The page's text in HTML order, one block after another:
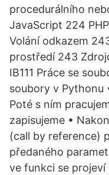
procedurálního
JavaScript 224
Volání odkazem
prostředí 243
IB111 Práce se
soubory v Pythonu
Poté s ním
zapisujeme •
(call by reference)
předaného
ve funkci se projeví